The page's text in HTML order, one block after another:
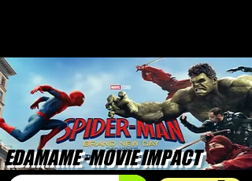
EDAMAME -MOVIE IMPACT